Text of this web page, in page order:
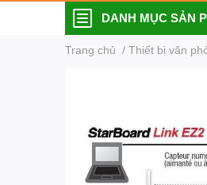
DANH MỤC SẢN
Trang chủ / Thiết bị văn